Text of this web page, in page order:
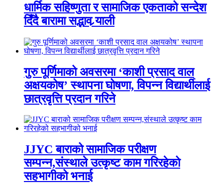
धार्मिक सहिष्णुता र सामाजिक एकताको सन्देश
दिँदै बारामा सद्भाव र्‍याली
गुरु पूर्णिमाको अवसरमा ‘काशी प्रसाद वाल
अक्षयकोष’ स्थापना घोषणा, विपन्न विद्यार्थीलाई
छात्रवृत्ति प्रदान गरिने
JJYC बाराको सामाजिक परीक्षण
सम्पन्न,संस्थाले उत्कृष्ट काम गरिरहेको
सहभागीको भनाई